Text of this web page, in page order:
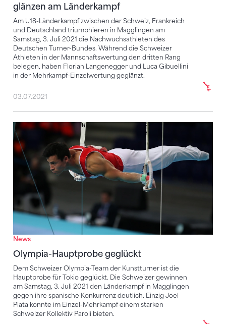
glänzen am Länderkampf
Am U18-Länderkampf zwischen der Schweiz, Frankreich
und Deutschland triumphieren in Magglingen am
Samstag, 3. Juli 2021 die Nachwuchsathleten des
Deutschen Turner-Bundes. Während die Schweizer
Athleten in der Mannschaftswertung den dritten Rang
belegen, haben Florian Langenegger und Luca Gibuellini
in der Mehrkampf-Einzelwertung geglänzt.
03.07.2021
News
Olympia-Hauptprobe geglückt
Dem Schweizer Olympia-Team der Kunstturner ist die
Hauptprobe für Tokio geglückt. Die Schweizer gewinnen
am Samstag, 3. Juli 2021 den Länderkampf in Magglingen
gegen ihre spanische Konkurrenz deutlich. Einzig Joel
Plata konnte im Einzel-Mehrkampf einem starken
Schweizer Kollektiv Paroli bieten.
Olympia-Hauptprobe geglückt